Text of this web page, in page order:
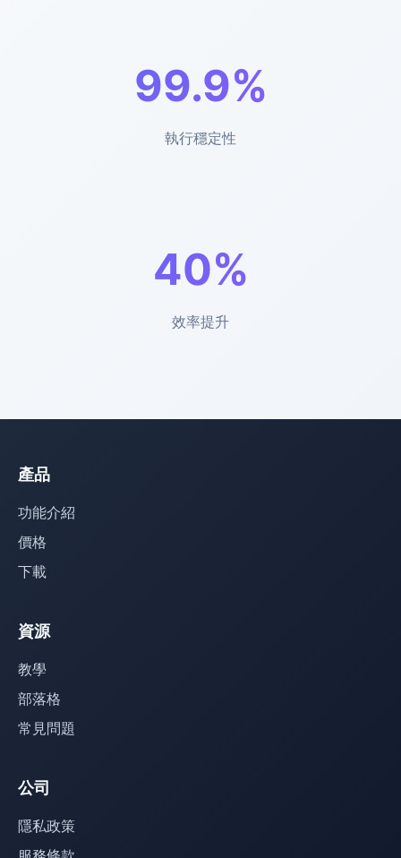
99.9%
執行穩定性
40%
效率提升
產品
功能介紹
價格
下載
資源
教學
部落格
常見問題
公司
隱私政策